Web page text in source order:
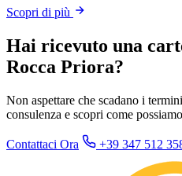
Scopri di più
Hai ricevuto una
Rocca Priora?
Non aspettare che scadano i
consulenza e scopri come
Contattaci Ora +39 347 512